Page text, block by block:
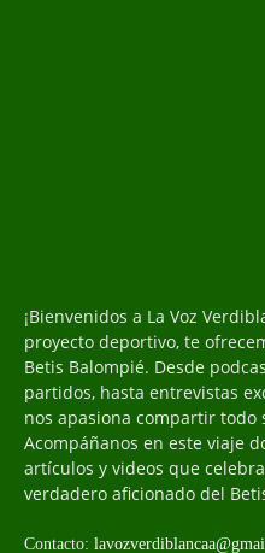
¡Bienvenidos a La Voz
proyecto deportivo, te
Betis Balompié. Desde
partidos, hasta entrevistas
nos apasiona compartir todo
Acompáñanos en este viaje
artículos y videos que
verdadero aficionado del
Contacto: